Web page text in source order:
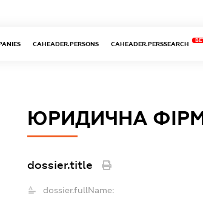
CAHEADER.PERSONS CAHEADER.PERSSEARCH
ЮРИДИЧНА
dossier.title
dossier.fullName: